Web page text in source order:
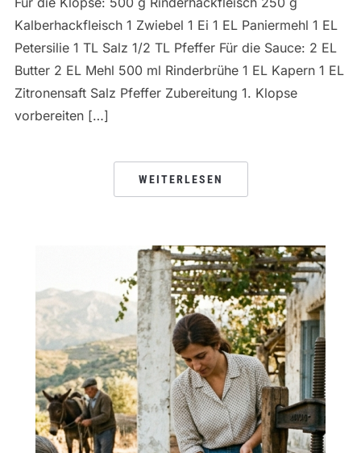
Kalberhackfleisch 1 Zwiebel 1 Ei 1 EL Paniermehl 1 EL
Petersilie 1 TL Salz 1/2 TL Pfeffer Für die Sauce: 2 EL
Butter 2 EL Mehl 500 ml Rinderbrühe 1 EL Kapern 1 EL
Zitronensaft Salz Pfeffer Zubereitung 1. Klopse
vorbereiten […]
WEITERLESEN